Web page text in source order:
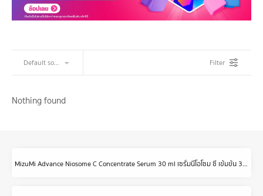
Filter
Nothing found
MizuMi Advance Niosome C Concentrate Serum 30 ml เซรั่มนีโอโซม ซี เข้มข้น 3% ผิวดูกระจ่างใส แข็งแรง ทนต่อมลภาวะและแสงแดด